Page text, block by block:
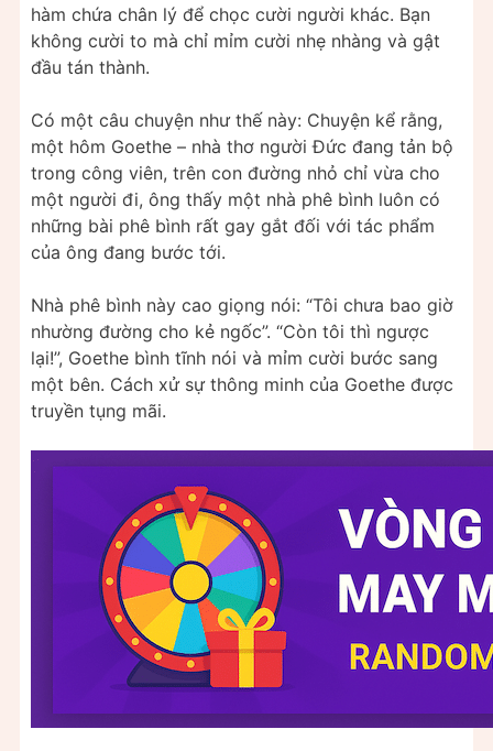
hàm chứa chân lý để chọc cười người khác. Bạn
không cười to mà chỉ mỉm cười nhẹ nhàng và gật
đầu tán thành.
Có một câu chuyện như thế này: Chuyện kể rằng,
một hôm Goethe – nhà thơ người Đức đang tản bộ
trong công viên, trên con đường nhỏ chỉ vừa cho
một người đi, ông thấy một nhà phê bình luôn có
những bài phê bình rất gay gắt đối với tác phẩm
của ông đang bước tới.
Nhà phê bình này cao giọng nói: “Tôi chưa bao giờ
nhường đường cho kẻ ngốc”. “Còn tôi thì ngược
lại!”, Goethe bình tĩnh nói và mỉm cười bước sang
một bên. Cách xử sự thông minh của Goethe được
truyền tụng mãi.